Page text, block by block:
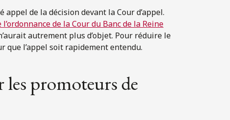
de la décision devant la Cour d’appel.
de la Cour du Banc de la Reine
autrement plus d’objet. Pour réduire le
que l’appel soit rapidement entendu.
les promoteurs de